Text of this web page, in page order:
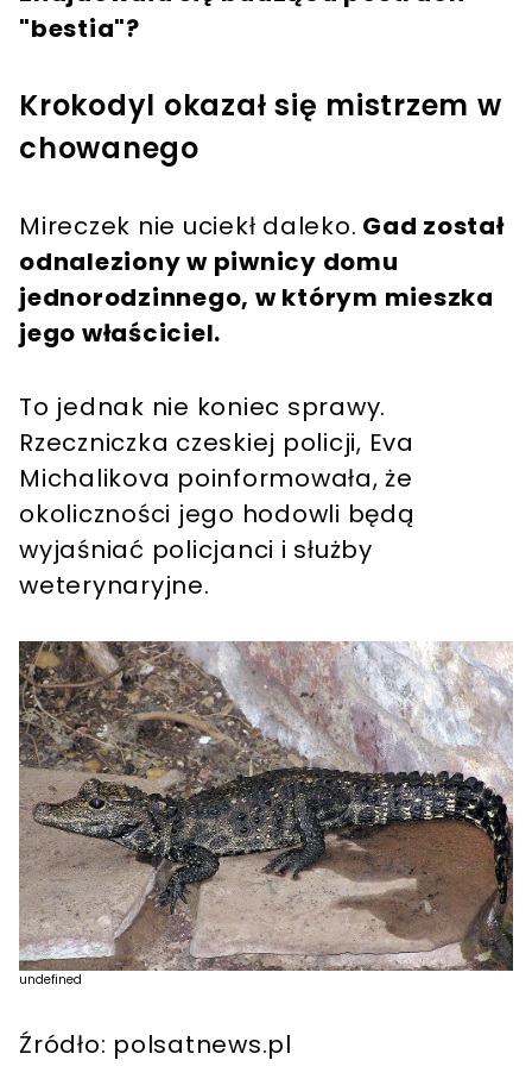
"bestia"?
Krokodyl okazał się mistrzem w
chowanego
Mireczek nie uciekł daleko. Gad został
odnaleziony w piwnicy domu
jednorodzinnego, w którym mieszka
jego właściciel.
To jednak nie koniec sprawy.
Rzeczniczka czeskiej policji, Eva
Michalikova poinformowała, że
okoliczności jego hodowli będą
wyjaśniać policjanci i służby
weterynaryjne.
undefined
Źródło: polsatnews.pl